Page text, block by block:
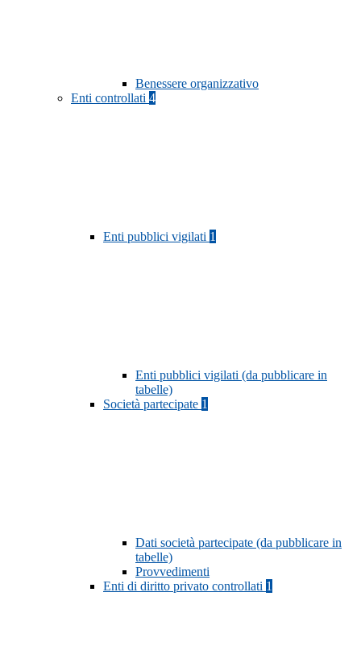
Benessere organizzativo
Enti controllati 4
Enti pubblici vigilati 1
Enti pubblici vigilati (da pubblicare in
tabelle)
Società partecipate 1
Dati società partecipate (da pubblicare in
tabelle)
Provvedimenti
Enti di diritto privato controllati 1